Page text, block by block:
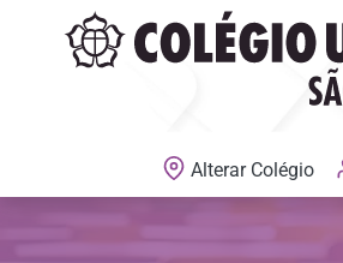
Alterar Colégio